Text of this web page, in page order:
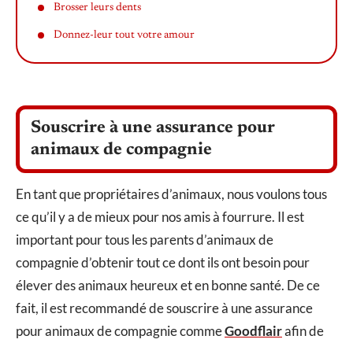
Brosser leurs dents
Donnez-leur tout votre amour
Souscrire à une assurance pour
animaux de compagnie
En tant que propriétaires d’animaux, nous voulons tous
ce qu’il y a de mieux pour nos amis à fourrure. Il est
important pour tous les parents d’animaux de
compagnie d’obtenir tout ce dont ils ont besoin pour
élever des animaux heureux et en bonne santé. De ce
fait, il est recommandé de souscrire à une assurance
pour animaux de compagnie commeGoodflairafin de